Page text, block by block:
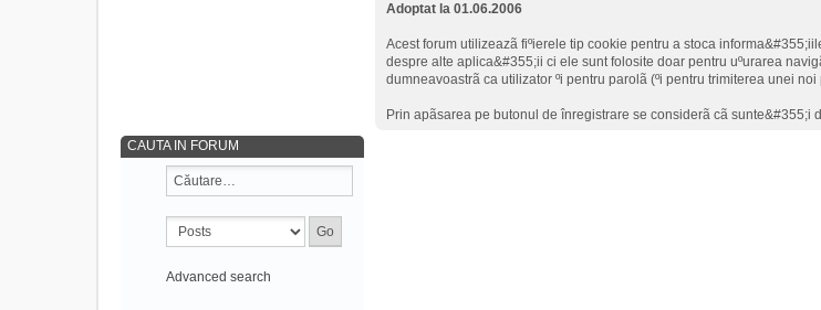
Adoptat la 01.06.2006
Acest forum utilizeazã fiºierele tip cookie pentru a stoca
despre alte aplica&#355;ii ci ele sunt folosite doar pentru uºurarea
dumneavoastrã ca utilizator ºi pentru parolã (ºi pentru trimiterea unei
Prin apãsarea pe butonul de înregistrare se considerã cã sunte&#355;i
CAUTA IN FORUM
Advanced search